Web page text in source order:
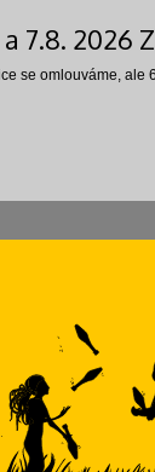
7.8. 2026
se omlouváme, ale